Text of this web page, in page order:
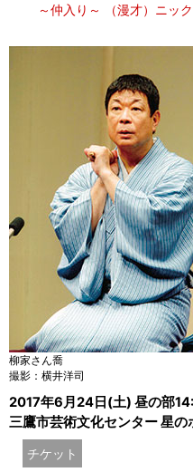
～仲入り～ （漫才）ニッ
柳家さん喬
撮影：横井洋司
2017年6月24日(土) 昼の部
三鷹市芸術文化センター 星の
チケット